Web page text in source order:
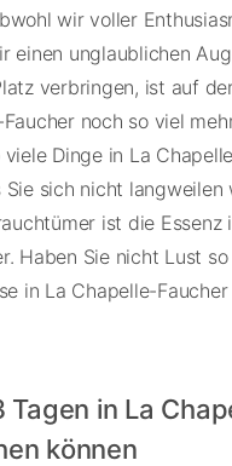
wir voller
einen unglaublichen
verbringen, ist auf
noch so viel
Dinge in La
Sie sich nicht langweilen
ist die Essenz
Haben Sie nicht Lust
in La Chapelle-Faucher
Tagen in La
können